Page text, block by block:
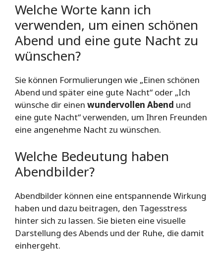
Welche Worte kann ich
verwenden, um einen schönen
Abend und eine gute Nacht zu
wünschen?
Sie können Formulierungen wie „Einen schönen
Abend und später eine gute Nacht“ oder „Ich
wünsche dir einen wundervollen Abend und
eine gute Nacht“ verwenden, um Ihren Freunden
eine angenehme Nacht zu wünschen.
Welche Bedeutung haben
Abendbilder?
Abendbilder können eine entspannende Wirkung
haben und dazu beitragen, den Tagesstress
hinter sich zu lassen. Sie bieten eine visuelle
Darstellung des Abends und der Ruhe, die damit
einhergeht.